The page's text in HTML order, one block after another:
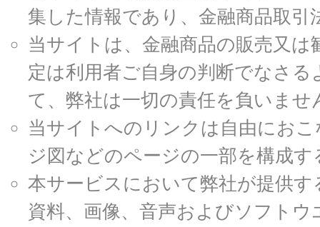
集した情報であり、金融商品取
当サイトは、金融商品の販売又
定は利用者ご自身の判断でなさ
て、弊社は一切の責任を負いませ
当サイトへのリンクは自由にお
ジ図などのページの一部を構成
本サービスにおいて弊社が提供
資料、画像、音声およびソフト